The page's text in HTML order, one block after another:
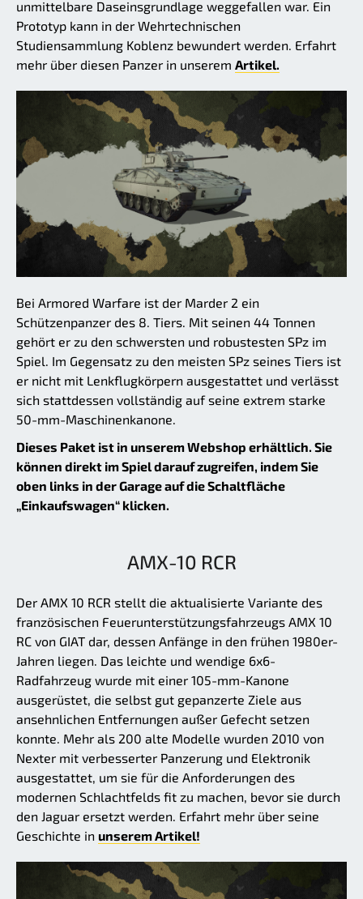
unmittelbare Daseinsgrundlage weggefallen war. Ein
Prototyp kann in der Wehrtechnischen
Studiensammlung Koblenz bewundert werden. Erfahrt
mehr über diesen Panzer in unserem Artikel.
Bei Armored Warfare ist der Marder 2 ein
Schützenpanzer des 8. Tiers. Mit seinen 44 Tonnen
gehört er zu den schwersten und robustesten SPz im
Spiel. Im Gegensatz zu den meisten SPz seines Tiers ist
er nicht mit Lenkflugkörpern ausgestattet und verlässt
sich stattdessen vollständig auf seine extrem starke
50-mm-Maschinenkanone.
Dieses Paket ist in unserem Webshop erhältlich. Sie
können direkt im Spiel darauf zugreifen, indem Sie
oben links in der Garage auf die Schaltfläche
„Einkaufswagen“ klicken.
AMX-10 RCR
Der AMX 10 RCR stellt die aktualisierte Variante des
französischen Feuerunterstützungsfahrzeugs AMX 10
RC von GIAT dar, dessen Anfänge in den frühen 1980er-
Jahren liegen. Das leichte und wendige 6x6-
Radfahrzeug wurde mit einer 105-mm-Kanone
ausgerüstet, die selbst gut gepanzerte Ziele aus
ansehnlichen Entfernungen außer Gefecht setzen
konnte. Mehr als 200 alte Modelle wurden 2010 von
Nexter mit verbesserter Panzerung und Elektronik
ausgestattet, um sie für die Anforderungen des
modernen Schlachtfelds fit zu machen, bevor sie durch
den Jaguar ersetzt werden. Erfahrt mehr über seine
Geschichte in unserem Artikel!